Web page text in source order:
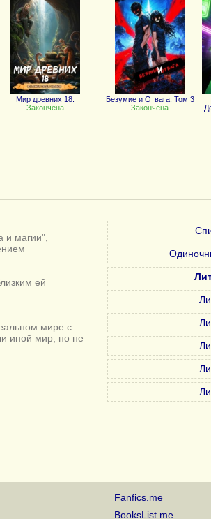
Мир древних 18.
Закончена
Безумие и Отвага. Том 3
Закончена
и магии",
ей
мире с
иной мир, но не
Fanfics.me
BooksList.me